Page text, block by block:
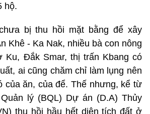
hộ.
bị thu hồi mặt bằng để xây
Khê - Ka Nak, nhiều bà con nông
Ku, Đắk Smar, thị trấn Kbang có
ai cũng chăm chỉ làm lụng nên
của ăn, của để. Thế nhưng, kể từ
lý (BQL) Dự án (D.A) Thủy
thu hồi hầu hết diện tích đất ở